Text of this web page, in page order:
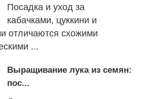
Посадка и уход за
кабачками, цуккини и
отличаются схожими
...
Выращивание лука из семян:
пос...